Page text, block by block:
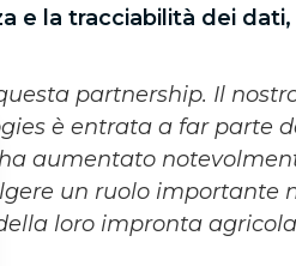
e la tracciabilità dei
partnership. Il
è entrata a far parte
ha aumentato
un ruolo
loro impronta